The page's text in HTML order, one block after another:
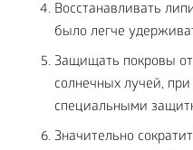
Восстанавливать
было легче
Защищать покровы
солнечных лучей,
специальными
Значительно